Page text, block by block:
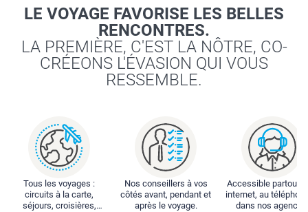
LE VOYAGE FAVORISE LES BELLES
RENCONTRES.
LA PREMIÈRE, C'EST LA NÔTRE, CO-
CRÉEONS L'ÉVASION QUI VOUS
RESSEMBLE.
Tous les voyages :
circuits à la carte,
séjours, croisières,
Nos conseillers à vos
côtés avant, pendant et
après le voyage.
Accessible partout :
internet, au
dans nos